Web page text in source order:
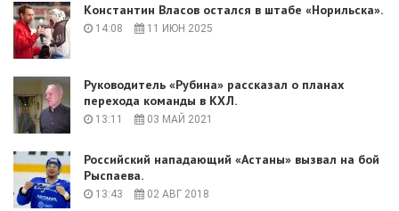
Константин Власов остался в штабе «Норильска».
14:08 11 ИЮН 2025
Руководитель «Рубина» рассказал о планах
перехода команды в КХЛ.
13:11 03 МАЙ 2021
Российский нападающий «Астаны» вызвал на бой
Рыспаева.
13:43 02 АВГ 2018